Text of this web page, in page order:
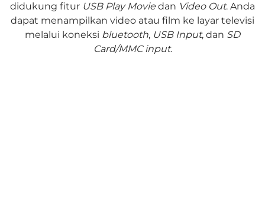
didukung fitur USB Play Movie dan Video Out. Anda
dapat menampilkan video atau film ke layar televisi
melalui koneksi bluetooth, USB Input, dan SD
Card/MMC input.